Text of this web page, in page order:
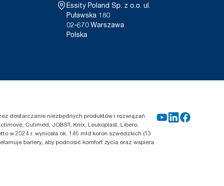
Essity Poland Sp. z o.o. ul.
Puławska 180
02-670 Warszawa
Polska
dostarczanie niezbędnych produktów i rozwiązań.
Cutimed, JOBST, Knix, Leukoplast, Libero,
w 2024 r. wyniosła ok. 146 mld koron szwedzkich (13
bariery, aby podnosić komfort życia oraz wspiera